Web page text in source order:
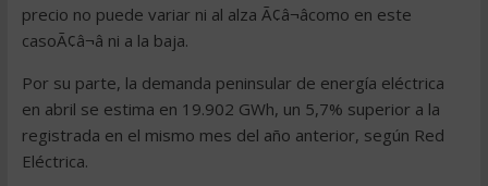
precio no puede variar ni al alza Ã¢â¬âcomo en este
casoÃ¢â¬â ni a la baja.
Por su parte, la demanda peninsular de energía eléctrica
en abril se estima en 19.902 GWh, un 5,7% superior a la
registrada en el mismo mes del año anterior, según Red
Eléctrica.